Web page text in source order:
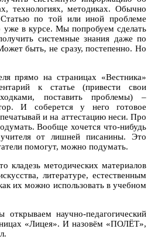
технологиях, методиках. Обычно
по той или иной проблеме
в курсе. Мы попробуем сделать
системные знания даже по
быть, не сразу, постепенно. Но
прямо на страницах «Вестника»
к статье (привести свои
поставить проблемы) –
И соберется у него готовое
и на аттестацию неси. Про
Вообще хочется что-нибудь
от лишней писанины. Это
помогут, можно подумать.
методических материалов
литературе, естественным
их можно использовать в учебном
научно-педагогический
«Лицея». И назовём «ПОЛЁТ»,